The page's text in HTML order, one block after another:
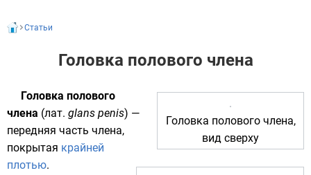
Статьи
Головка полового члена
Головка полового члена,
вид сверху
Головка полового
члена (лат. glans penis) —
передняя часть члена,
покрытая крайней
плотью.